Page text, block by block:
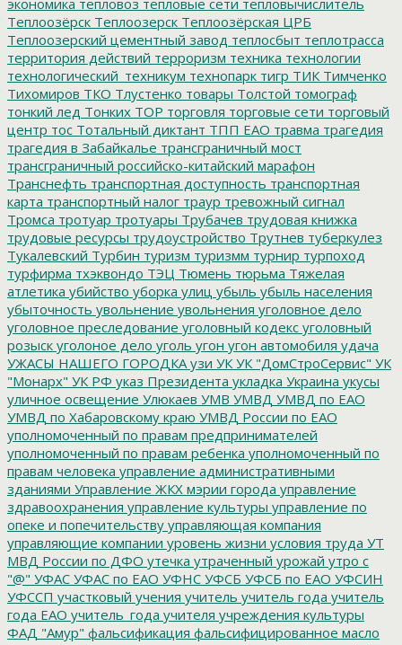
Теплоозёрск Теплоозерск Теплоозёрская ЦРБ
Теплоозерский цементный завод теплосбыт теплотрасса
территория действий терроризм техника технологии
технологический_техникум технопарк тигр ТИК Тимченко
Тихомиров ТКО Тлустенко товары Толстой томограф
тонкий лед Тонких ТОР торговля торговые сети торговый
центр тос Тотальный диктант ТПП ЕАО травма трагедия
трагедия в Забайкалье трансграничный мост
трансграничный российско-китайский марафон
Транснефть транспортная доступность транспортная
карта транспортный налог траур тревожный сигнал
Тромса тротуар тротуары Трубачев трудовая книжка
трудовые ресурсы трудоустройство Трутнев туберкулез
Тукалевский Турбин туризм туризмм турнир турпоход
турфирма тхэквондо ТЭЦ Тюмень тюрьма Тяжелая
атлетика убийство уборка улиц убыль убыль населения
убыточность увольнение увольнения уголовное дело
уголовное преследование уголовный кодекс уголовный
розыск уголоное дело уголь угон угон автомобиля удача
УЖАСЫ НАШЕГО ГОРОДКА узи УК УК "ДомСтроСервис" УК
"Монарх" УК РФ указ Президента укладка Украина укусы
уличное освещение Улюкаев УМВ УМВД УМВД по ЕАО
УМВД по Хабаровскому краю УМВД России по ЕАО
уполномоченный по правам предпринимателей
уполномоченный по правам ребенка уполномоченный по
правам человека управление административными
зданиями Управление ЖКХ мэрии города управление
здравоохранения управление культуры управление по
опеке и попечительству управляющая компания
управляющие компании уровень жизни условия труда УТ
МВД России по ДФО утечка утраченный урожай утро с
"@" УФАС УФАС по ЕАО УФНС УФСБ УФСБ по ЕАО УФСИН
УФССП участковый учения учитель учитель года учитель
года ЕАО учитель_года учителя учреждения культуры
ФАД "Амур" фальсификация фальсифицированное масло